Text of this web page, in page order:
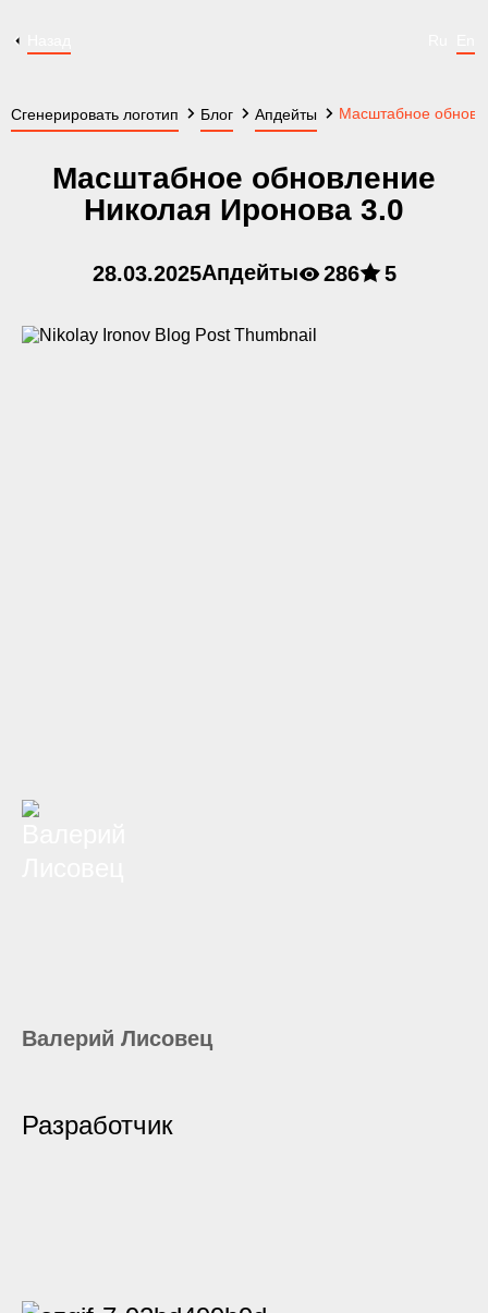
Сгенерировать логотип Блог Апдейты Масштабное
Масштабное обновление
Николая Иронова 3.0
28.03.2025Апдейты 286 5
Валерий Лисовец
Разработчик